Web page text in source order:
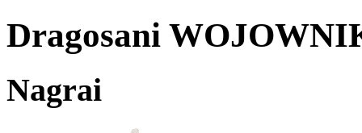
Dragosani
Nagrai